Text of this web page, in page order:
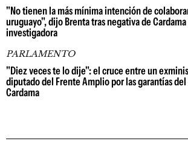
"No tienen la más mínima intención de
uruguayo", dijo Brenta tras negativa de
investigadora
PARLAMENTO
"Diez veces te lo dije": el cruce entre un
diputado del Frente Amplio por las garantías
Cardama